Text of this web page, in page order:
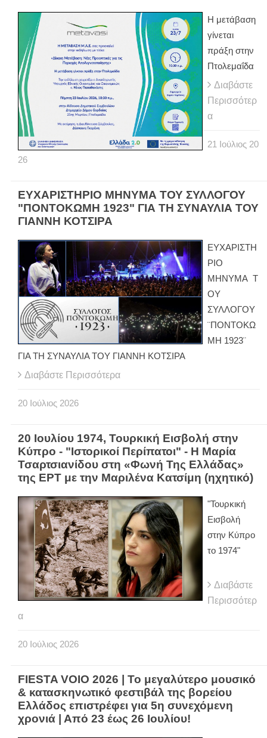
Η μετάβαση
γίνεται
πράξη στην
Πτολεμαΐδα
Διαβάστε
Περισσότερ
α
21 Ιούλιος 20
26
ΕΥΧΑΡΙΣΤΗΡΙΟ ΜΗΝΥΜΑ ΤΟΥ ΣΥΛΛΟΓΟΥ
"ΠΟΝΤΟΚΩΜΗ 1923" ΓΙΑ ΤΗ ΣΥΝΑΥΛΙΑ ΤΟΥ
ΓΙΑΝΝΗ ΚΟΤΣΙΡΑ
ΕΥΧΑΡΙΣΤΗ
ΡΙΟ
ΜΗΝΥΜΑ Τ
ΟΥ
ΣΥΛΛΟΓΟΥ
¨ΠΟΝΤΟΚΩ
ΜΗ 1923¨
ΓΙΑ ΤΗ ΣΥΝΑΥΛΙΑ ΤΟΥ ΓΙΑΝΝΗ ΚΟΤΣΙΡΑ
Διαβάστε Περισσότερα
20 Ιούλιος 2026
20 Ιουλίου 1974, Τουρκική Εισβολή στην
Κύπρο - "Ιστορικοί Περίπατοι" - Η Μαρία
Τσαρτσιανίδου στη «Φωνή Της Ελλάδας»
της ΕΡΤ με την Μαριλένα Κατσίμη (ηχητικό)
"Τουρκική
Εισβολή
στην Κύπρο
το 1974"
Διαβάστε
Περισσότερ
α
20 Ιούλιος 2026
FIESTA VOIO 2026 | Το μεγαλύτερο μουσικό
& κατασκηνωτικό φεστιβάλ της βορείου
Ελλάδος επιστρέφει για 5η συνεχόμενη
χρονιά | Από 23 έως 26 Ιουλίου!